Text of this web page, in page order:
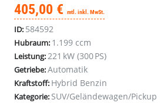
405,00 € mtl. inkl. MwSt.
ID: 584592
Hubraum: 1.199 ccm
Leistung: 221 kW (300 PS)
Getriebe:Automatik
Kraftstoff: Hybrid Benzin
Kategorie: SUV/Geländewagen/Pickup